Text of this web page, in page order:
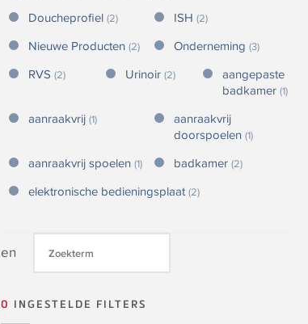
Doucheprofiel (2) ISH (2)
Nieuwe Producten (2) Onderneming (3)
RVS (2) Urinoir (2)
aangepaste
badkamer (1)
aanraakvrij (1)
aanraakvrij
doorspoelen (1)
aanraakvrij spoelen (1) badkamer (2)
elektronische bedieningsplaat(2)
en
0 INGESTELDE FILTERS